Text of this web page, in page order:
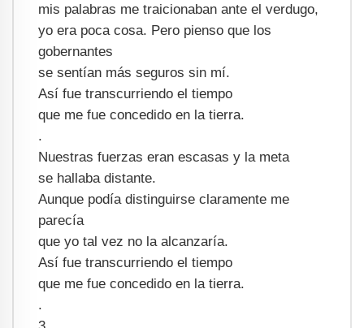
mis palabras me traicionaban ante el verdugo,
yo era poca cosa. Pero pienso que los
gobernantes
se sentían más seguros sin mí.
Así fue transcurriendo el tiempo
que me fue concedido en la tierra.
.
Nuestras fuerzas eran escasas y la meta
se hallaba distante.
Aunque podía distinguirse claramente me
parecía
que yo tal vez no la alcanzaría.
Así fue transcurriendo el tiempo
que me fue concedido en la tierra.
.